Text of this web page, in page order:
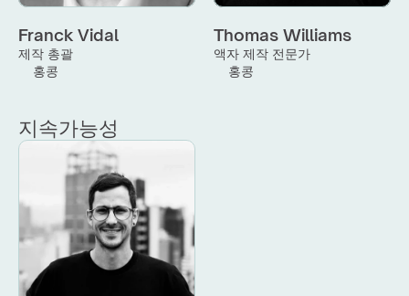
Franck Vidal
제작 총괄
홍콩
Thomas Williams
액자 제작 전문가
홍콩
지속가능성